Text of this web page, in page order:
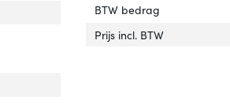
BTW bedrag
Prijs incl. BTW